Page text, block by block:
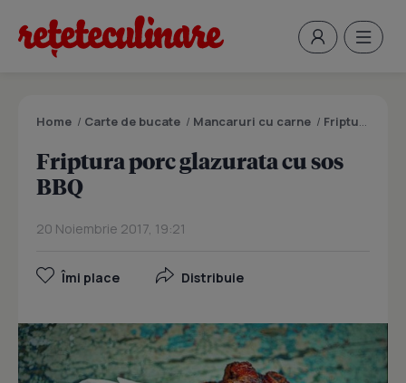
Home / Carte de bucate / Mancaruri cu carne / Friptura porc glazurata cu sos BBQ
Friptura porc glazurata cu sos
BBQ
20 Noiembrie 2017, 19:21
Îmi place Distribuie